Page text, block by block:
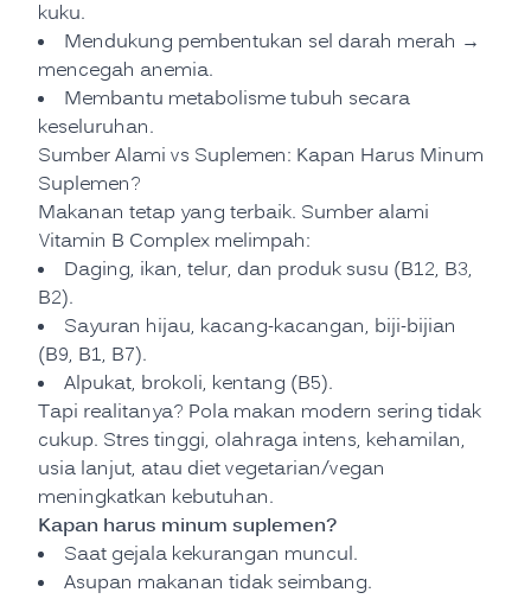
kuku.
Mendukung pembentukan sel darah merah →
mencegah anemia.
Membantu metabolisme tubuh secara
keseluruhan.
Sumber Alami vs Suplemen: Kapan Harus Minum
Suplemen?
Makanan tetap yang terbaik. Sumber alami
Vitamin B Complex melimpah:
Daging, ikan, telur, dan produk susu (B12, B3,
B2).
Sayuran hijau, kacang-kacangan, biji-bijian
(B9, B1, B7).
Alpukat, brokoli, kentang (B5).
Tapi realitanya? Pola makan modern sering tidak
cukup. Stres tinggi, olahraga intens, kehamilan,
usia lanjut, atau diet vegetarian/vegan
meningkatkan kebutuhan.
Kapan harus minum suplemen?
Saat gejala kekurangan muncul.
Asupan makanan tidak seimbang.